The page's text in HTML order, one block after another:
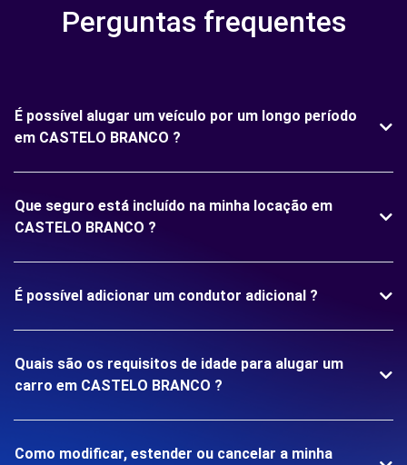
Perguntas frequentes
É possível alugar um veículo por um longo período
em CASTELO BRANCO ?
Que seguro está incluído na minha locação em
CASTELO BRANCO ?
É possível adicionar um condutor adicional ?
Quais são os requisitos de idade para alugar um
carro em CASTELO BRANCO ?
Como modificar, estender ou cancelar a minha